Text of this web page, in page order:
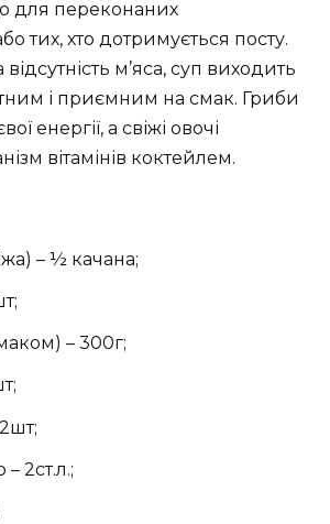
для переконаних
тих, хто дотримується посту.
м’яса, суп виходить
і приємним на смак. Гриби
енергії, а свіжі овочі
вітамінів коктейлем.
– ½ качана;
– 300г;
2ст.л.;